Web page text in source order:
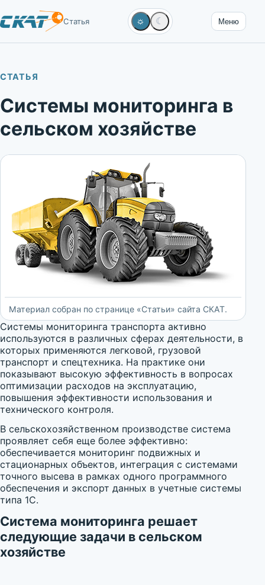
Статья ☼ ☾ Меню
СТАТЬЯ
Системы мониторинга в
сельском хозяйстве
Материал собран по странице «Статьи» сайта СКАТ.
Системы мониторинга транспорта активно
используются в различных сферах деятельности, в
которых применяются легковой, грузовой
транспорт и спецтехника. На практике они
показывают высокую эффективность в вопросах
оптимизации расходов на эксплуатацию,
повышения эффективности использования и
технического контроля.
В сельскохозяйственном производстве система
проявляет себя еще более эффективно:
обеспечивается мониторинг подвижных и
стационарных объектов, интеграция с системами
точного высева в рамках одного программного
обеспечения и экспорт данных в учетные системы
типа 1С.
Система мониторинга решает
следующие задачи в сельском
хозяйстве